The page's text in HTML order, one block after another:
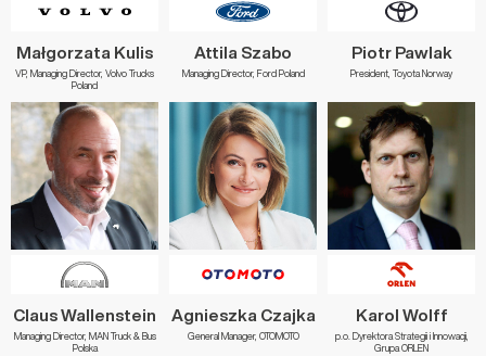
Małgorzata Kulis
VP, Managing Director, Volvo Trucks
Poland
Attila Szabo
Managing Director, Ford Poland
Piotr Pawlak
President, Toyota Norway
Claus Wallenstein
Managing Director, MAN Truck & Bus
Polska
Agnieszka Czajka
General Manager, OTOMOTO
Karol Wolff
p.o. Dyrektora Strategii i Innowacji,
Grupa ORLEN